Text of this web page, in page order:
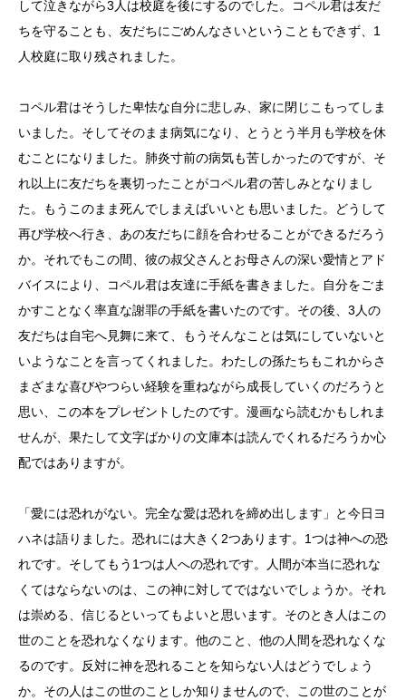
して泣きながら3 人は校庭を後にするのでした。コペル君は友だ
ちを守ることも、友だちにごめんなさいということもできず、 1
人校庭に取り残されました。
コペル君はそうした卑怯な自分に悲しみ、家に閉じこもってしま
いました。そしてそのまま病気になり、とうとう半月も学校を休
むことになりました。肺炎寸前の病気も苦しかったのですが、そ
れ以上に友だちを裏切ったことがコペル君の苦しみとなりまし
た。もうこのまま死んでしまえばいいとも思いました。どうして
再び学校へ行き、あの友だちに顔を合わせることができるだろう
か。それでもこの間、彼の叔父さんとお母さんの深い愛情とアド
バイスにより、コペル君は友達に手紙を書きました。自分をごま
かすことなく率直な謝罪の手紙を書いたのです。その後、 3 人の
友だちは自宅へ見舞に来て、もうそんなことは気にしていないと
いようなことを言ってくれました。わたしの孫たちもこれからさ
まざまな喜びやつらい経験を重ねながら成長していくのだろうと
思い、この本をプレゼントしたのです。漫画なら読むかもしれま
せんが、果たして文字ばかりの文庫本は読んでくれるだろうか心
配ではありますが。
「愛には恐れがない。完全な愛は恐れを締め出します」と今日ヨ
ハネは語りました。恐れには大きく 2つあります。 1つは神への恐
れです。そしてもう 1つは人への恐れです。人間が本当に恐れな
くてはならないのは、この神に対してではないでしょうか。それ
は崇める、信じるといってもよいと思います。そのとき人はこの
世のことを恐れなくなります。他のこと、他の人間を恐れなくな
るのです。反対に神を恐れることを知らない人はどうでしょう
か。その人はこの世のことしか知りませんので、この世のことが